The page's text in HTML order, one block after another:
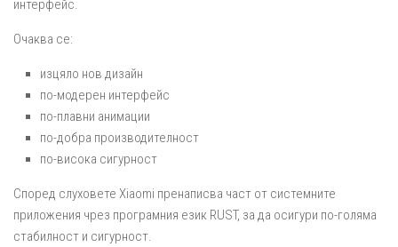
интерфейс.
Очаква се:
изцяло нов дизайн
по-модерен интерфейс
по-плавни анимации
по-добра производителност
по-висока сигурност
Според слуховете Xiaomi пренаписва част от системните
приложения чрез програмния език RUST, за да осигури по-голяма
стабилност и сигурност.